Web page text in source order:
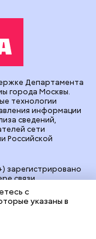
зарегистрировано
связи,
коммуникаций
ЭЛ № ФС 77 -
газеты
127015, г.Москва,
04-24
Департамента
города Москвы.
технологии
информации
сведений,
сети
Российской
с
указаны в